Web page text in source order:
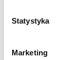
Statystyka
Marketing